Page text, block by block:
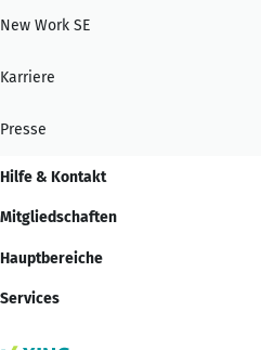
New Work SE
Karriere
Presse
Hilfe & Kontakt
Mitgliedschaften
Hauptbereiche
Services